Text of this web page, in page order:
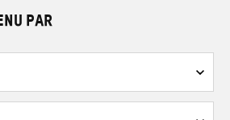
PAR
contenu